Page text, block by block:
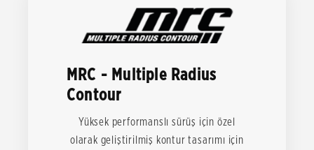
MRC - Multiple Radius
Contour
Yüksek performanslı sürüş için özel
olarak geliştirilmiş kontur tasarımı için